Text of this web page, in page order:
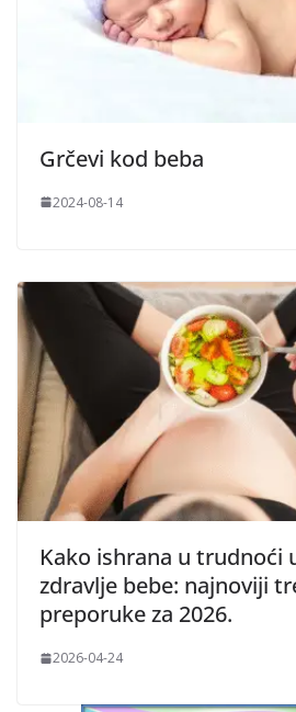
Grčevi kod beba
2024-08-14
Kako ishrana u trudnoći
zdravlje bebe: najnoviji
preporuke za 2026.
2026-04-24